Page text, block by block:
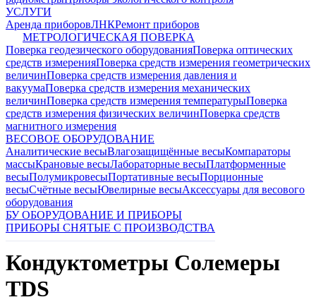
УСЛУГИ
Аренда приборовЛНКРемонт приборов
МЕТРОЛОГИЧЕСКАЯ ПОВЕРКА
Поверка геодезического оборудованияПоверка оптических
средств измеренияПоверка средств измерения геометрических
величинПоверка средств измерения давления и
вакуумаПоверка средств измерения механических
величинПоверка средств измерения температурыПоверка
средств измерения физических величинПоверка средств
магнитного измерения
ВЕСОВОЕ ОБОРУДОВАНИЕ
Аналитические весыВлагозащищённые весыКомпараторы
массыКрановые весыЛабораторные весыПлатформенные
весыПолумикровесыПортативные весыПорционные
весыСчётные весыЮвелирные весыАксессуары для весового
оборудования
БУ ОБОРУДОВАНИЕ И ПРИБОРЫ
ПРИБОРЫ СНЯТЫЕ С ПРОИЗВОДСТВА
Кондуктометры Солемеры
TDS